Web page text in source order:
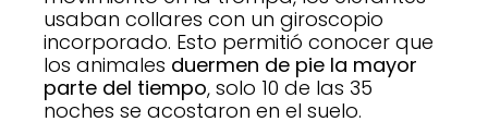
usaban collares con un giroscopio
incorporado. Esto permitió conocer que
los animales duermen de pie la mayor
parte del tiempo, solo 10 de las 35
noches se acostaron en el suelo.